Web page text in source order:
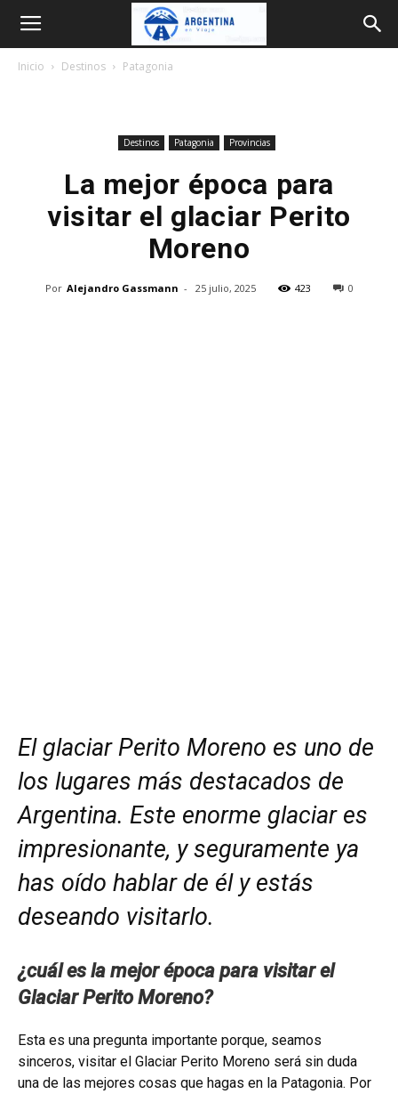
Argentina
Inicio Destinos Patagonia
Destinos Patagonia Provincias
La mejor época para
visitar el glaciar Perito
Moreno
Por Alejandro Gassmann - 25 julio, 2025 423 0
El glaciar Perito Moreno es uno de
los lugares más destacados de
Argentina. Este enorme glaciar es
impresionante, y seguramente ya
has oído hablar de él y estás
deseando visitarlo.
¿cuál es la mejor época para visitar el
Glaciar Perito Moreno?
Esta es una pregunta importante porque, seamos
sinceros, visitar el Glaciar Perito Moreno será sin duda
una de las mejores cosas que hagas en la Patagonia. Por